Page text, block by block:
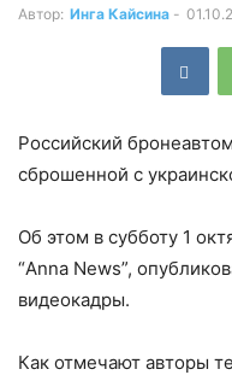
Автор: Инга Кайсина -
Российский
сброшенной с
Об этом в субботу 1
“Anna News”,
видеокадры.
Как отмечают авторы